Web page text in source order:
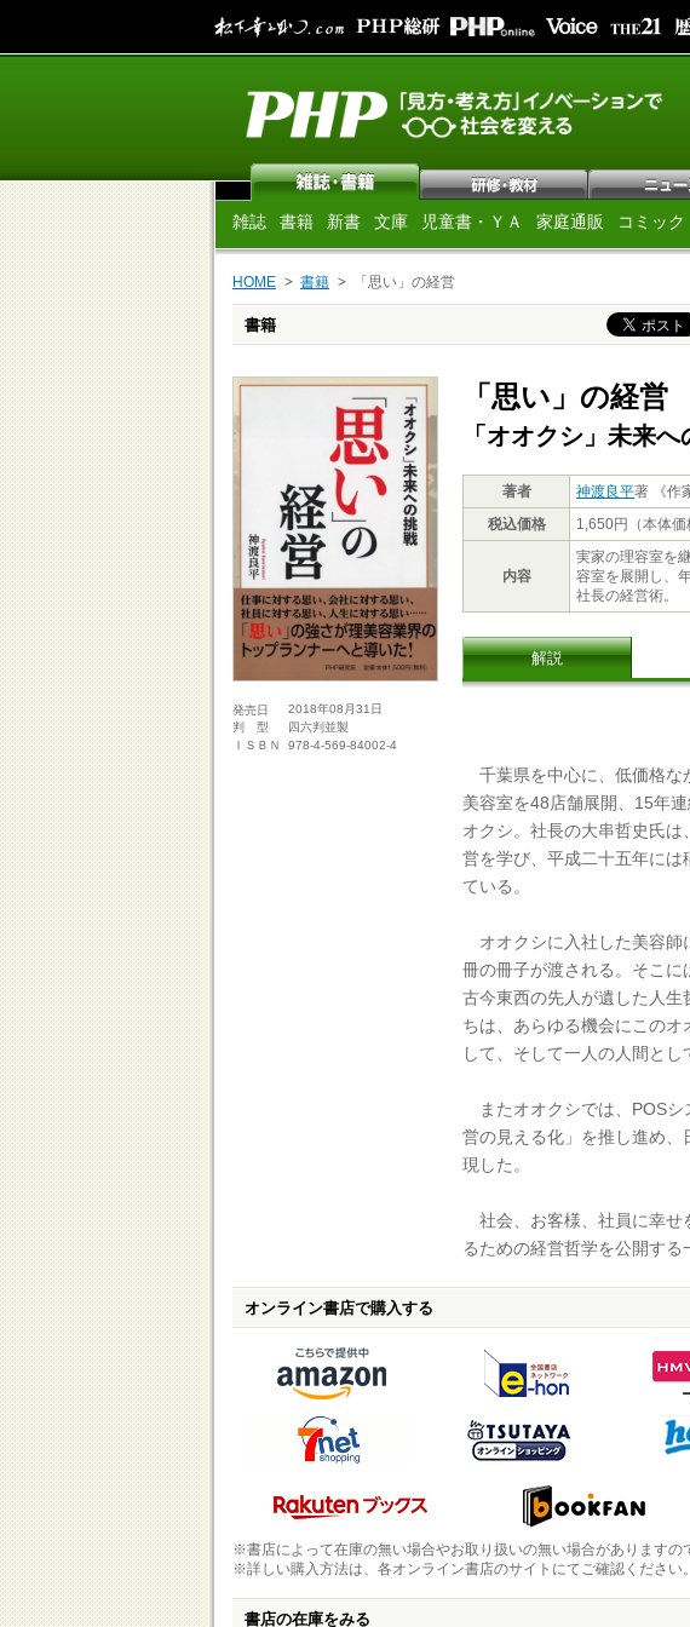
雑誌 書籍 新書 文庫 児童書・ＹＡ 家庭通販 コミック
HOME 書籍 「思い」の経営
書籍
発売日
2018年08月31日
判 型
四六判並製
ＩＳＢＮ
978-4-569-84002-4
「思い」の経営
「オオクシ」未来へ
著者 神渡良平著 《作
税込価格
1,650円（本体価
内容
実家の理容室を
容室を展開し、
社長の経営術。
解説
千葉県を中心に、低価格な
美容室を48店舗展開、15年
オクシ。社長の大串哲史氏
営を学び、平成二十五年に
ている。
オオクシに入社した美容師
冊の冊子が渡される。そこに
古今東西の先人が遺した人生
ちは、あらゆる機会にこの
して、そして一人の人間とし
またオオクシでは、POSシ
営の見える化」を推し進め
現した。
社会、お客様、社員に幸せ
るための経営哲学を公開する
オンライン書店で購入する
※書店によって在庫の無い場合やお取り扱いの無い場合がありますの
※詳しい購入方法は、各オンライン書店のサイトにてご確認ください。
書店の在庫をみる